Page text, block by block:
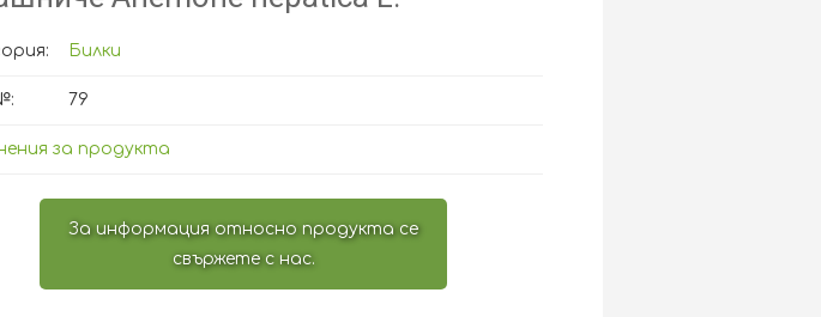
Билки
79
за продукта
За информация относно продукта се
свържете с нас.